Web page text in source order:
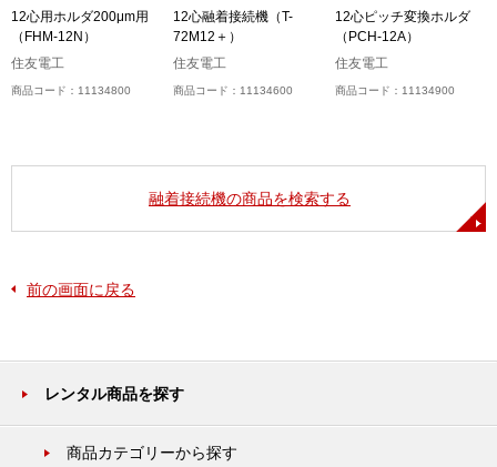
12心用ホルダ200μm用
（FHM-12N）
住友電工
商品コード：11134800
12心融着接続機（T-
72M12＋）
住友電工
商品コード：11134600
12心ピッチ変換ホルダ
（PCH-12A）
住友電工
商品コード：11134900
融着接続機の商品を検索する
前の画面に戻る
レンタル商品を探す
商品カテゴリーから探す